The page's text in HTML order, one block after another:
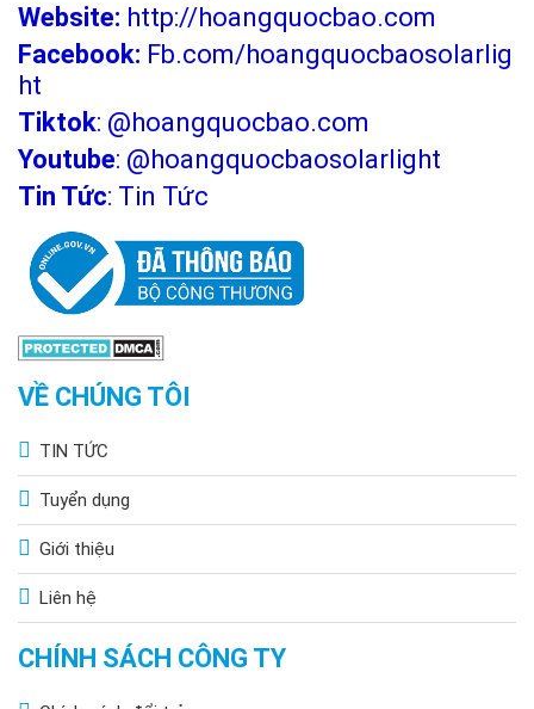
Website: http://hoangquocbao.com
Facebook: Fb.com/hoangquocbaosolarlig
ht
Tiktok: @hoangquocbao.com
Youtube: @hoangquocbaosolarlight
Tin Tức: Tin Tức
VỀ CHÚNG TÔI
TIN TỨC
Tuyển dụng
Giới thiệu
Liên hệ
CHÍNH SÁCH CÔNG TY